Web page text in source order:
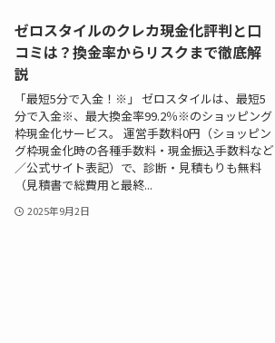
ゼロスタイルのクレカ現金化評判と口
コミは？換金率からリスクまで徹底解
説
「最短5分で入金！※」 ゼロスタイルは、最短5
分で入金※、最大換金率99.2％※のショッピング
枠現金化サービス。 運営手数料0円（ショッピン
グ枠現金化時の各種手数料・現金振込手数料など
／公式サイト表記）で、診断・見積もりも無料
（見積書で総費用と最終...
2025年9月2日